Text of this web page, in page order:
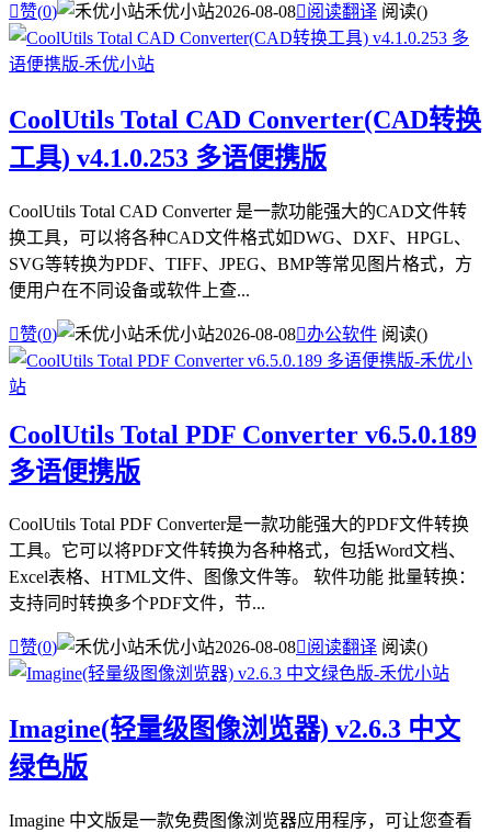
赞(0) 禾优小站2026-08-08阅读翻译 阅读()
CoolUtils Total CAD Converter(CAD转换
工具) v4.1.0.253 多语便携版
CoolUtils Total CAD Converter 是一款功能强大的CAD文件转
换工具，可以将各种CAD文件格式如DWG、DXF、HPGL、
SVG等转换为PDF、TIFF、JPEG、BMP等常见图片格式，方
便用户在不同设备或软件上查...
赞(0) 禾优小站2026-08-08办公软件 阅读()
CoolUtils Total PDF Converter v6.5.0.189
多语便携版
CoolUtils Total PDF Converter是一款功能强大的PDF文件转换
工具。它可以将PDF文件转换为各种格式，包括Word文档、
Excel表格、HTML文件、图像文件等。 软件功能 批量转换：
支持同时转换多个PDF文件，节...
赞(0) 禾优小站2026-08-08阅读翻译 阅读()
Imagine(轻量级图像浏览器) v2.6.3 中文
绿色版
Imagine 中文版是一款免费图像浏览器应用程序，可让您查看